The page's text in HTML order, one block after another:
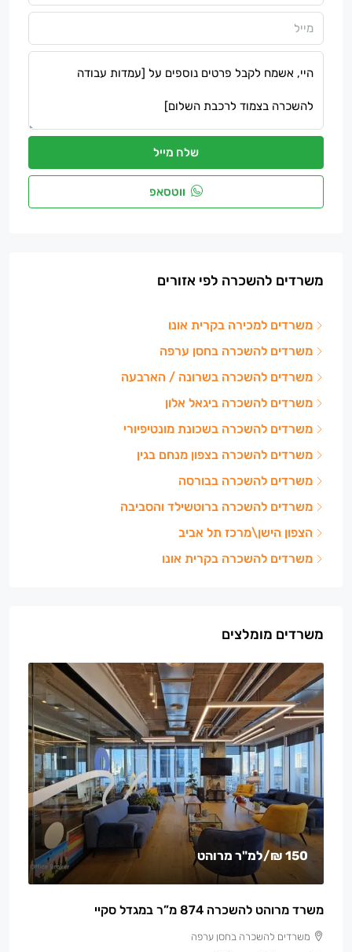
שלח מייל
ווטסאפ
משרדים להשכרה לפי אזורים
משרדים למכירה בקרית אונו
משרדים להשכרה בחסן ערפה
משרדים להשכרה בשרונה / הארבעה
משרדים להשכרה ביגאל אלון
משרדים להשכרה בשכונת מונטיפיורי
משרדים להשכרה בצפון מנחם בגין
משרדים להשכרה בבורסה
משרדים להשכרה ברוטשילד והסביבה
הצפון הישן\מרכז תל אביב
משרדים להשכרה בקרית אונו
משרדים מומלצים
150 ₪ /למ"ר מרוהט
משרד מרוהט להשכרה 874 מ”ר במגדל סקיי
משרדים להשכרה בחסן ערפה